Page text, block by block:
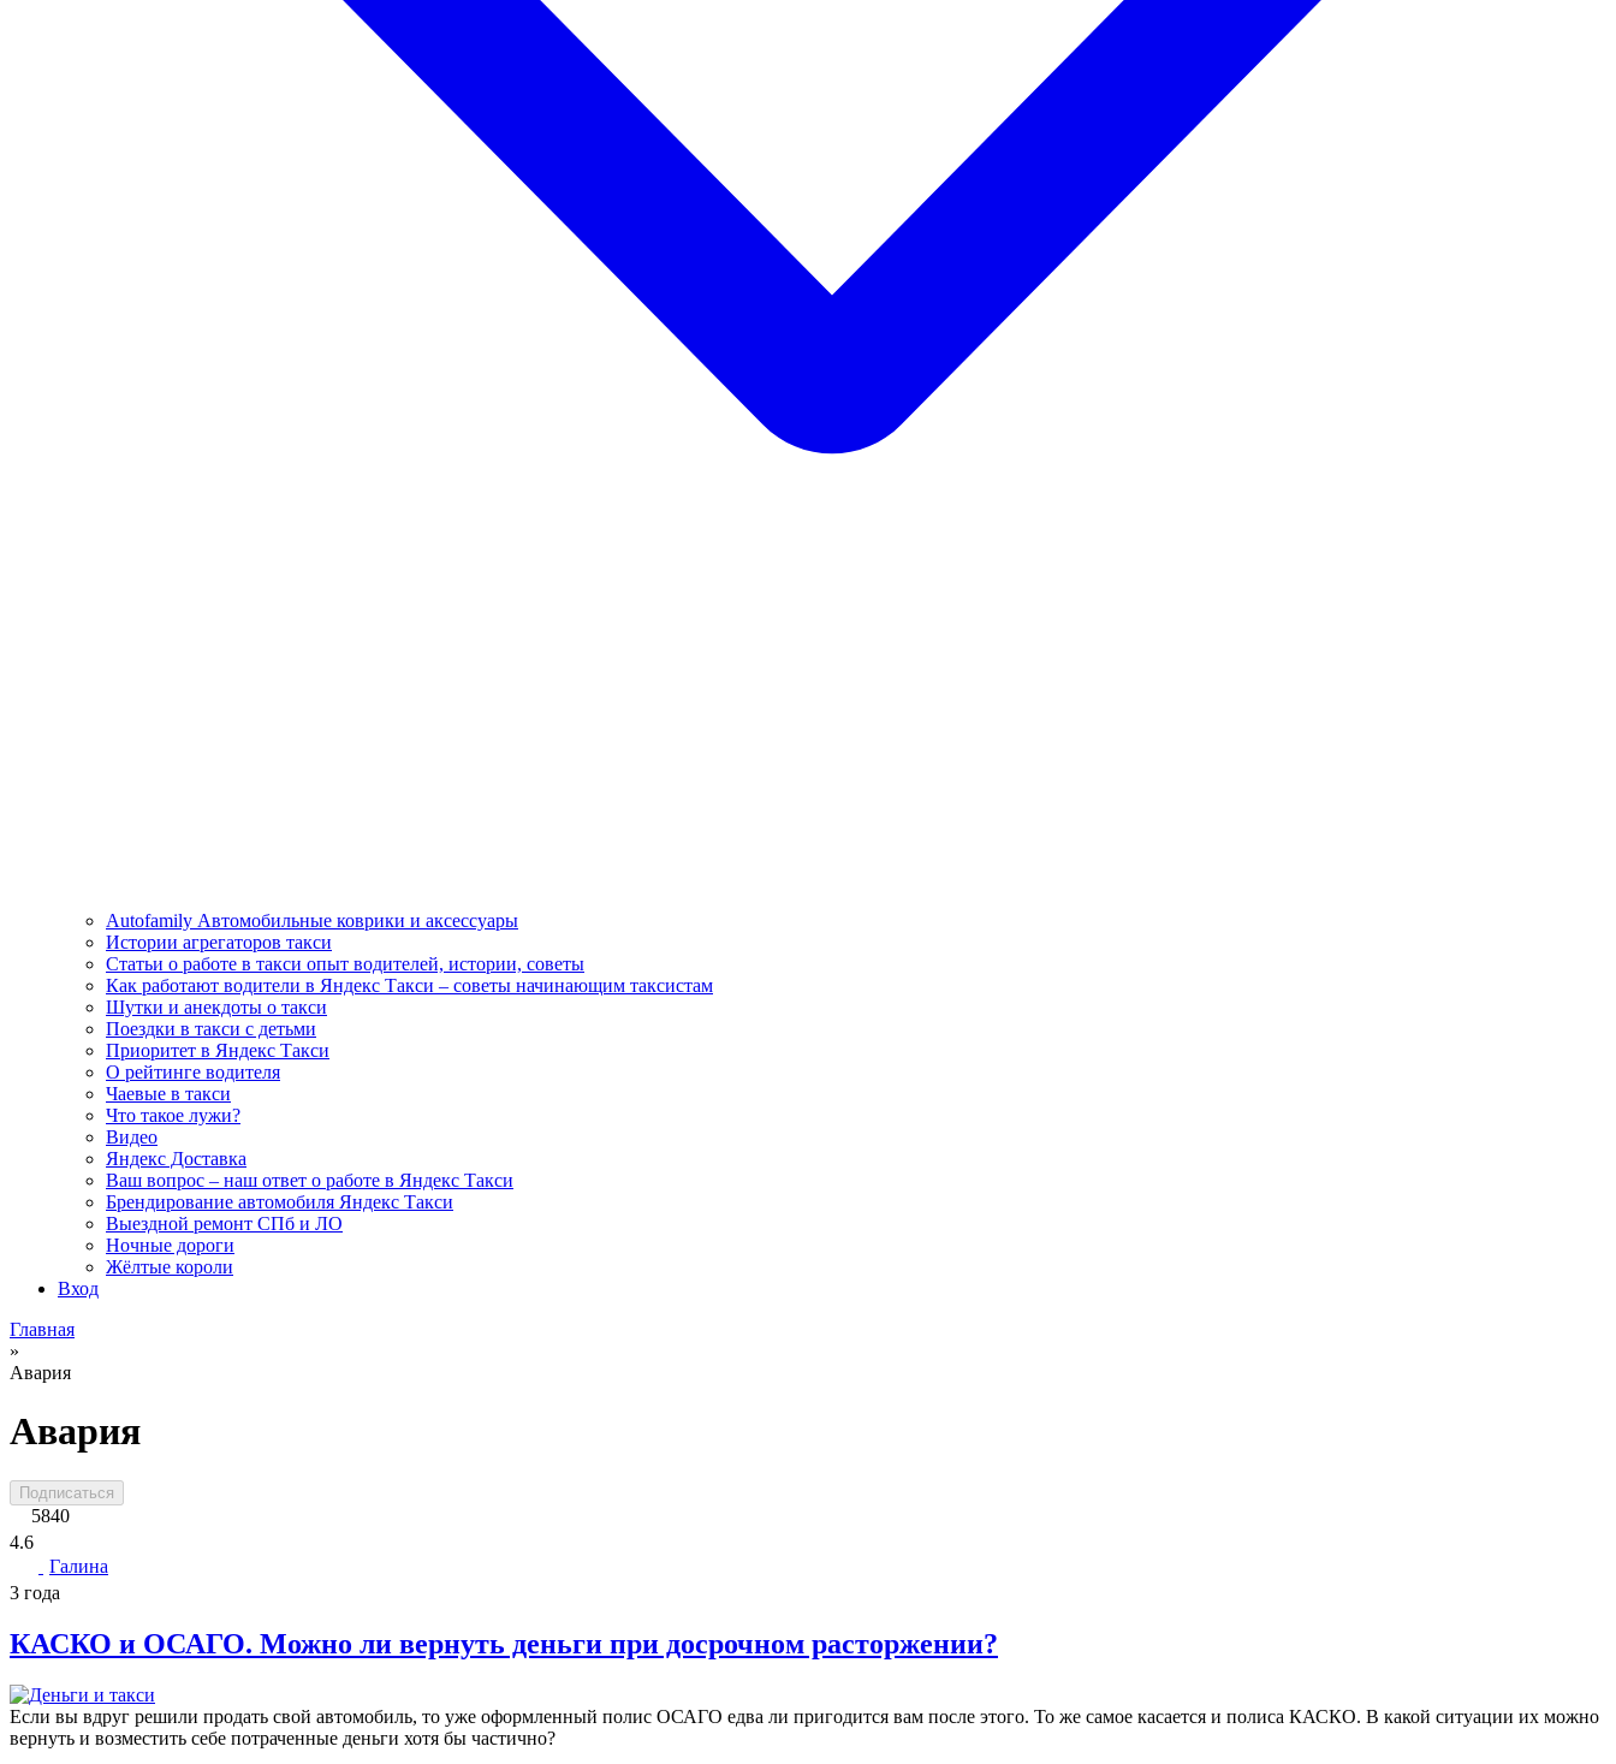
Autofamily Автомобильные коврики и аксессуары
Истории агрегаторов такси
Статьи о работе в такси опыт водителей, истории, советы
Как работают водители в Яндекс Такси – советы начинающим таксистам
Шутки и анекдоты о такси
Поездки в такси с детьми
Приоритет в Яндекс Такси
О рейтинге водителя
Чаевые в такси
Что такое лужи?
Видео
Яндекс Доставка
Ваш вопрос – наш ответ о работе в Яндекс Такси
Брендирование автомобиля Яндекс Такси
Выездной ремонт СПб и ЛО
Ночные дороги
Жёлтые короли
Вход
Главная
»
Авария
Авария
Подписаться
5840
4.6
Галина
3 года
КАСКО и ОСАГО. Можно ли вернуть деньги при досрочном расторжении?
Если вы вдруг решили продать свой автомобиль, то уже оформленный полис ОСАГО едва ли пригодится вам после этого. То же самое касается и полиса КАСКО. В какой ситуации их можно
вернуть и возместить себе потраченные деньги хотя бы частично?